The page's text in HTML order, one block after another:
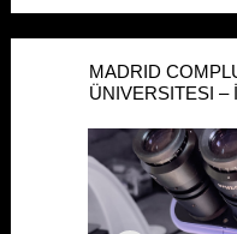
MADRID
– İSPANYA
MADRID
ÜNIVERSITESI –